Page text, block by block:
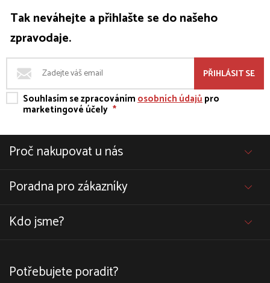
Tak neváhejte a přihlašte se do našeho
zpravodaje.
PŘIHLÁSIT SE
Souhlasím se zpracovánímosobních údajůpro
marketingové účely *
Proč nakupovat u nás
Poradna pro zákazníky
Kdo jsme?
Potřebujete poradit?